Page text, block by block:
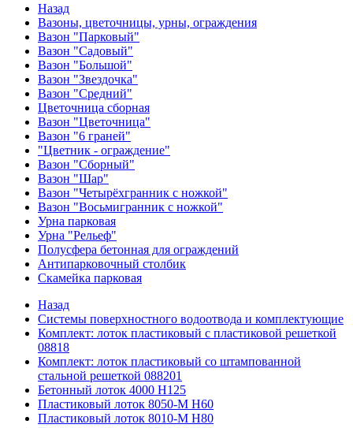
Назад
Вазоны, цветочницы, урны, ограждения
Вазон "Парковый"
Вазон "Садовый"
Вазон "Большой"
Вазон "Звездочка"
Вазон "Средний"
Цветочница сборная
Вазон "Цветочница"
Вазон "6 граней"
"Цветник - ограждение"
Вазон "Сборный"
Вазон "Шар"
Вазон "Четырёхгранник с ножкой"
Вазон "Восьмигранник с ножкой"
Урна парковая
Урна "Рельеф"
Полусфера бетонная для ограждений
Антипарковочный столбик
Скамейка парковая
Назад
Системы поверхностного водоотвода и комплектующие
Комплект: лоток пластиковый с пластиковой решеткой
08818
Комплект: лоток пластиковый со штампованной
стальной решеткой 088201
Бетонный лоток 4000 Н125
Пластиковый лоток 8050-М H60
Пластиковый лоток 8010-М H80